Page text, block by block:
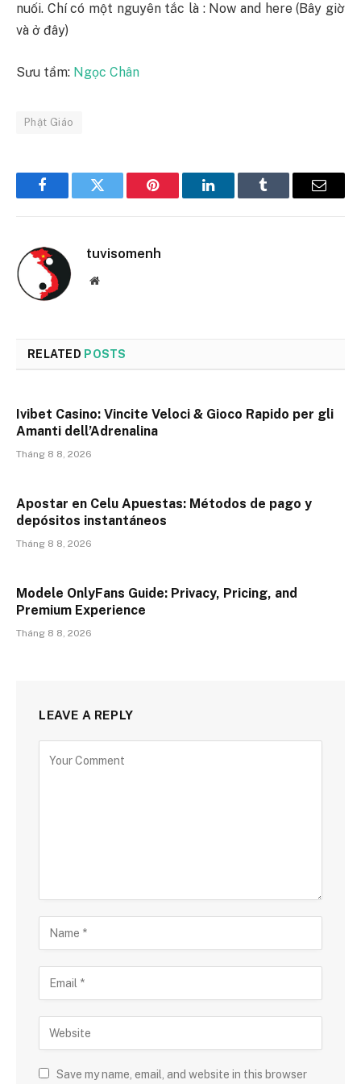
nuối. Chí có một nguyên tắc là : Now and here (Bây giờ
và ở đây)
Sưu tầm: Ngọc Chân
Phật Giáo
FacebookTwitter Pinterest LinkedInTumblr Email
tuvisomenh
Website
RELATED POSTS
Ivibet Casino: Vincite Veloci & Gioco Rapido per gli
Amanti dell’Adrenalina
Tháng 8 8, 2026
Apostar en Celu Apuestas: Métodos de pago y
depósitos instantáneos
Tháng 8 8, 2026
Modele OnlyFans Guide: Privacy, Pricing, and
Premium Experience
Tháng 8 8, 2026
LEAVE A REPLY
Save my name, email, and website in this browser